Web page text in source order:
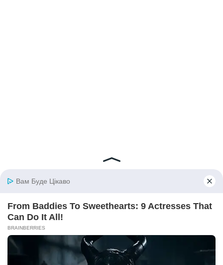
© 2026 iBilingua
Політика конфіденційності та умови користування
сайтом (Privacy Policy)